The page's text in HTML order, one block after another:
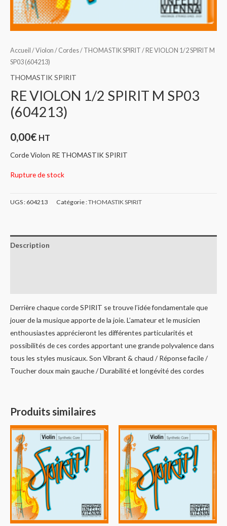
Accueil /Violon / Cordes/ THOMASTIK SPIRIT / RE VIOLON 1/2 SPIRIT M
SP03 (604213)
THOMASTIK SPIRIT
RE VIOLON 1/2 SPIRIT M SP03
(604213)
0,00€ HT
Corde Violon RE THOMASTIK SPIRIT
Rupture de stock
UGS : 604213 Catégorie :THOMASTIK SPIRIT
Description
Derrière chaque corde SPIRIT se trouve l’idée fondamentale que
jouer de la musique apporte de la joie. L’amateur et le musicien
enthousiastes apprécieront les différentes particularités et
possibilités de ces cordes apportant une grande polyvalence dans
tous les styles musicaux. Son Vibrant & chaud / Réponse facile /
Toucher doux main gauche / Durabilité et longévité des cordes
Produits similaires